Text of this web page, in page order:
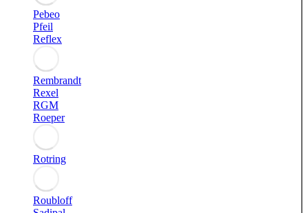
Pebeo
Pfeil
Reflex
Rembrandt
Rexel
RGM
Roeper
Rotring
Roubloff